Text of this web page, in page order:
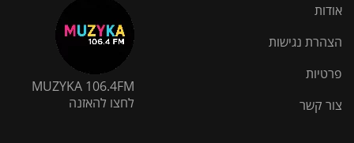
אודות
הצהרת נגישות
פרטיות
צור קשר
MUZYKA 106.4FM
לחצו להאזנה